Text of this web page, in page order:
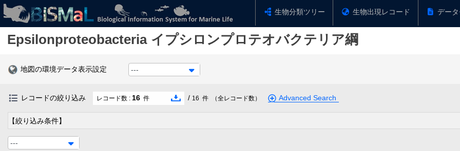
生物分類ツリー 生物出現レコード デー
Epsilonproteobacteria イプシロンプロテオバクテリア綱
地図の環境データ表示設定 ---
レコードの絞り込み レコード数 : 16 件 / 16 件 （全レコード数） Advanced Search
【絞り込み条件】
---